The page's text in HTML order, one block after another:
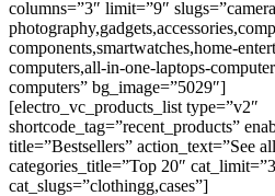
columns=”3″ limit=”9″
components,smartwatches,home-
computers,all-in-one-laptops-
computers” bg_image=”5029″]
[electro_vc_products_list type=”v2″
shortcode_tag=”recent_products”
title=”Bestsellers” action_text=”See
categories_title=”Top 20″
cat_slugs=”clothingg,cases”]